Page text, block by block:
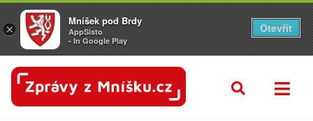
×
Mníšek pod Brdy
AppSisto
- In Google Play
Otevřít